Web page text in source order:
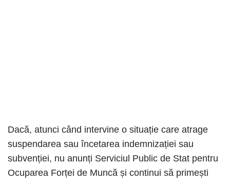
Dacă, atunci când intervine o situație care atrage
suspendarea sau încetarea indemnizației sau
subvenției, nu anunți Serviciul Public de Stat pentru
Ocuparea Forței de Muncă și continui să primești